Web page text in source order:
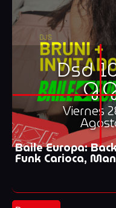
Dsd
Viernes
Baile Europa:
Funk Carioca,